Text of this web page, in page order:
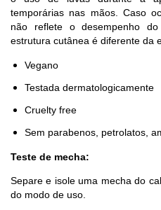
temporárias nas mãos. Caso
não reflete o desempenho
estrutura cutânea é diferente da
Vegano
Testada dermatologicamente
Cruelty free
Sem parabenos, petrolatos,
Teste de mecha:
Separe e isole uma mecha do
do modo de uso.